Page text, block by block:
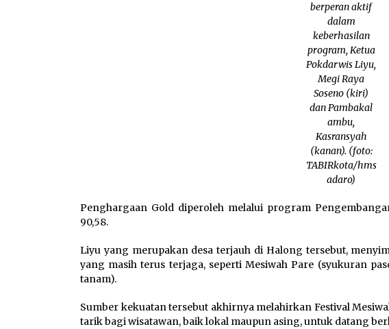
berperan aktif
dalam
keberhasilan
program, Ketua
Pokdarwis Liyu,
Megi Raya
Soseno (kiri)
dan Pambakal
ambu,
Kasransyah
(kanan). (foto:
TABIRkota/hms
adaro)
Penghargaan Gold diperoleh melalui program
90,58.
Liyu yang merupakan desa terjauh di Halong tersebut,
yang masih terus terjaga, seperti Mesiwah Pare (syukuran
tanam).
Sumber kekuatan tersebut akhirnya melahirkan Festival
tarik bagi wisatawan, baik lokal maupun asing, untuk datang